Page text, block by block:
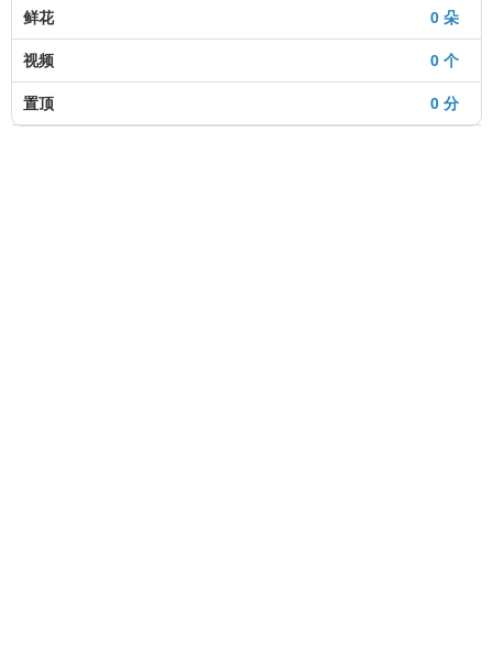
0 朵
鲜花
0 个
视频
0 分
置顶